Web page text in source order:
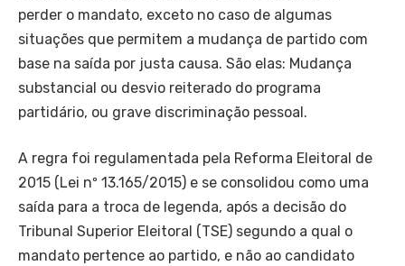
perder o mandato, exceto no caso de algumas
situações que permitem a mudança de partido com
base na saída por justa causa. São elas: Mudança
substancial ou desvio reiterado do programa
partidário, ou grave discriminação pessoal.
A regra foi regulamentada pela Reforma Eleitoral de
2015 (Lei nº 13.165/2015) e se consolidou como uma
saída para a troca de legenda, após a decisão do
Tribunal Superior Eleitoral (TSE) segundo a qual o
mandato pertence ao partido, e não ao candidato